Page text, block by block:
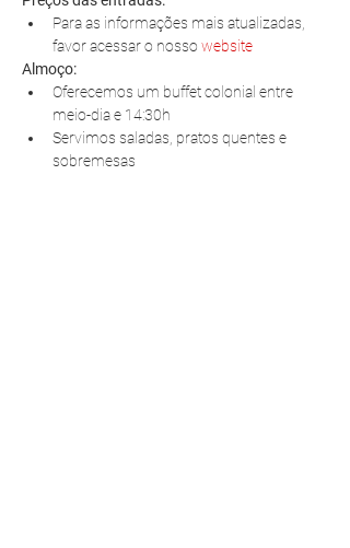
Para as informações mais atualizadas,
favor acessar o nosso website
Almoço:
Oferecemos um buffet colonial entre
meio-dia e 14:30h
Servimos saladas, pratos quentes e
sobremesas